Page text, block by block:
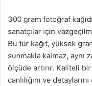
300 gram fotoğraf
sanatçılar için
Bu tür kağıt, yüksek
sunmakla kalmaz, aynı
ölçüde artırır. Kaliteli
canlılığını ve